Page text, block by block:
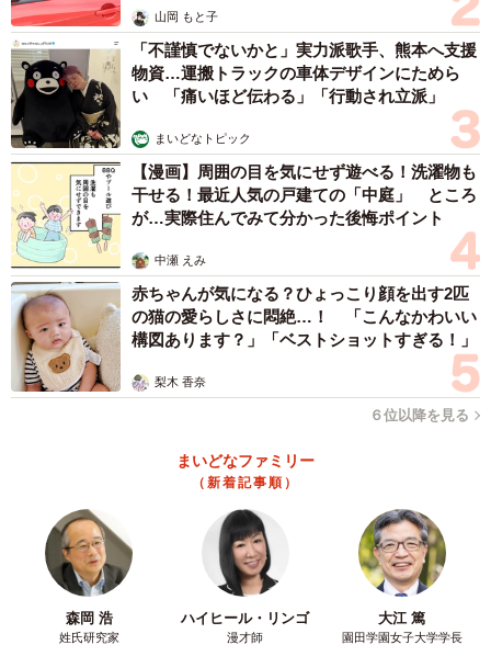
ばや、10段タワーバーガー、カニめしを食べようとしてい
るカニなどの思わず笑いを誘われる作品もあり、見ている
だけで胸が躍る。
6/13
ありそうであり得ない！？「ロングロングそば」
山岡 もと子
「不謹慎でないかと」実力派歌手、熊本へ支援
物資…運搬トラックの車体デザインにためら
い 「痛いほど伝わる」「行動され立派」
まいどなトピック
【漫画】周囲の目を気にせず遊べる！洗濯物も
干せる！最近人気の戸建ての「中庭」 ところ
が…実際住んでみて分かった後悔ポイント
中瀬 えみ
赤ちゃんが気になる？ひょっこり顔を出す2匹
の猫の愛らしさに悶絶…！ 「こんなかわいい
構図あります？」「ベストショットすぎる！」
梨木 香奈
６位以降を見る
まいどなファミリー
（新着記事順）
森岡 浩
姓氏研究家
ハイヒール・リンゴ
漫才師
大江 篤
園田学園女子大学学長